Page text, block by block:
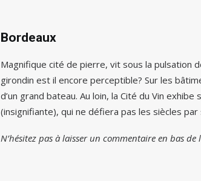
Bordeaux
Magnifique cité de pierre, vit sous la pulsation
girondin est il encore perceptible? Sur les
d’un grand bateau. Au loin, la Cité du Vin
(insignifiante), qui ne défiera pas les siècles par
N’hésitez pas à laisser un commentaire en bas de